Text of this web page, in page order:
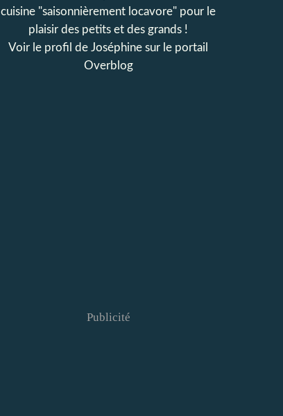
cuisine "saisonnièrement locavore" pour le
plaisir des petits et des grands !
Voir le profil de Joséphine sur le portail
Overblog
Publicité